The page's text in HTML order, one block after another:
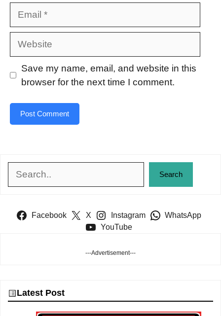
Website
Save my name, email, and website in this
browser for the next time I comment.
Search
Facebook X Instagram
WhatsApp
YouTube
---Advertisement---
Latest Post